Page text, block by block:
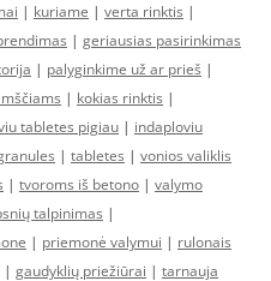
| kuriame | verta rinktis |
| geriausias pasirinkimas
| palyginkime už ar prieš |
| kokias rinktis |
tabletes pigiau | indaploviu
| tabletes | vonios valiklis
| tvoroms iš betono | valymo
talpinimas |
| priemonė valymui | rulonais
| gaudyklių priežiūrai | tarnauja